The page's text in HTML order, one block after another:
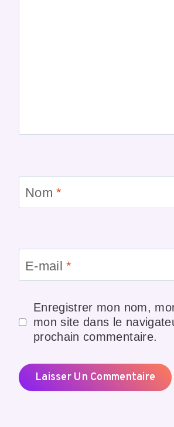
Nom*
E-mail*
Enregistrer mon nom,
mon site dans le
prochain commentaire.